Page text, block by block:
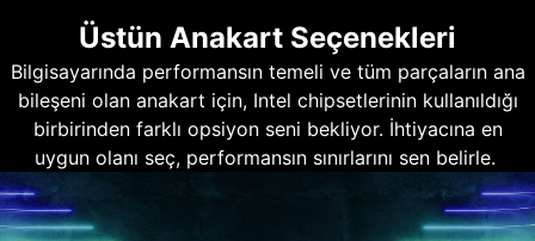
Üstün Anakart Seçenekleri
Bilgisayarında performansın temeli ve tüm parçaların ana
bileşeni olan anakart için, Intel chipsetlerinin kullanıldığı
birbirinden farklı opsiyon seni bekliyor. İhtiyacına en
uygun olanı seç, performansın sınırlarını sen belirle.